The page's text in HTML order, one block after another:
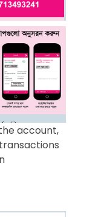
account,